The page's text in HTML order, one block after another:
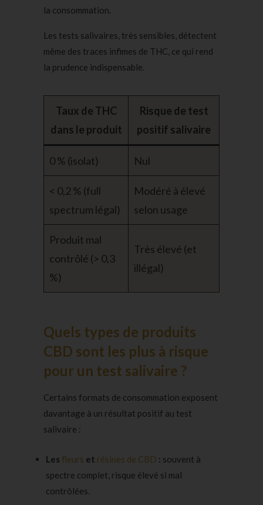
la consommation.
Les tests salivaires, très sensibles, détectent
même des traces infimes de THC, ce qui rend
la prudence indispensable.
Taux de THC
dans le produit
Risque de test
positif salivaire
0 % (isolat) Nul
< 0,2 % (full
spectrum légal)
Modéré à élevé
selon usage
Produit mal
contrôlé (> 0,3
%)
Très élevé (et
illégal)
Quels types de produits
CBD sont les plus à risque
pour un test salivaire ?
Certains formats de consommation exposent
davantage à un résultat positif au test
salivaire :
Les fleurs et résines de CBD : souvent à
spectre complet, risque élevé si mal
contrôlées.